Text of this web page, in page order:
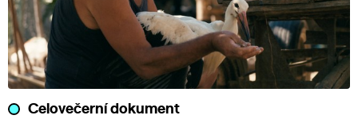
Celovečerní dokument